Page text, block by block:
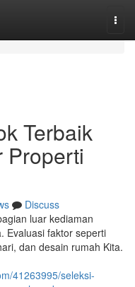
Terbaik
Properti
Discuss
luar kediaman
Evaluasi faktor seperti
dan desain rumah Kita.
41263995/seleksi-